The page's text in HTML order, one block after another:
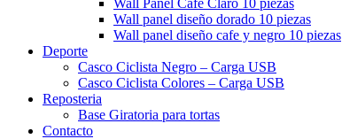
Wall Panel Cafe Claro 10 piezas
Wall panel diseño dorado 10 piezas
Wall panel diseño cafe y negro 10 piezas
Deporte
Casco Ciclista Negro – Carga USB
Casco Ciclista Colores – Carga USB
Reposteria
Base Giratoria para tortas
Contacto